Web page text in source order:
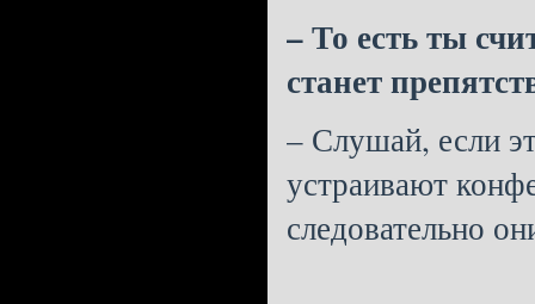
– То есть ты
станет
– Слушай, если
устраивают
следовательно